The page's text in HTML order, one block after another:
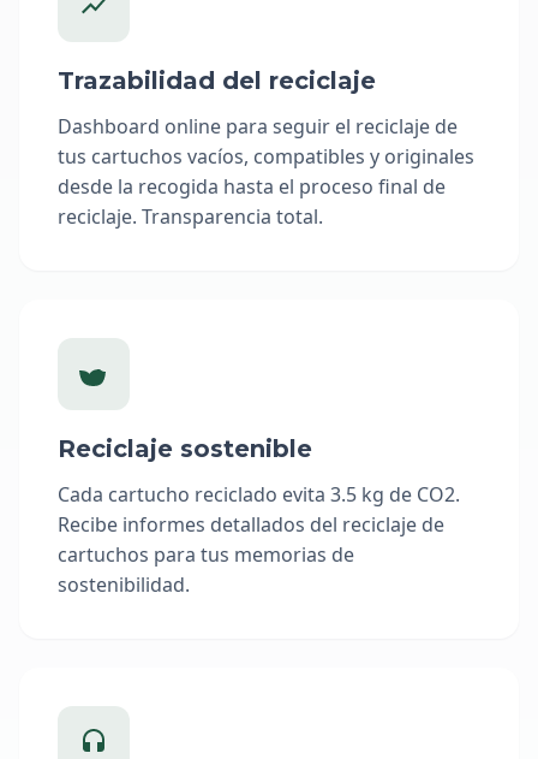
Trazabilidad del reciclaje
Dashboard online para seguir el reciclaje de
tus cartuchos vacíos, compatibles y originales
desde la recogida hasta el proceso final de
reciclaje. Transparencia total.
Reciclaje sostenible
Cada cartucho reciclado evita 3.5 kg de CO2.
Recibe informes detallados del reciclaje de
cartuchos para tus memorias de
sostenibilidad.